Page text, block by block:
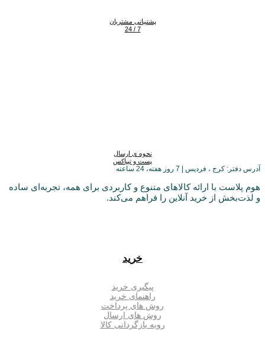
پشتیبانی مشتریان
7 / 24
نحوه ی ارسال
پست و تیپاکس
آدرس دفتر: کرج ، فردیس | 7 روز هفته، 24 ساعته
هوم پلاست با ارائه کالاهای متنوع و کاربردی برای همه، تجربه‌ای ساده
و لذت‌بخش از خرید آنلاین را فراهم می‌کند.
خرید
پیگیری خرید
راهنمای خرید
روش های پرداخت
روش های ارسال
رویه بازگردانی کالا